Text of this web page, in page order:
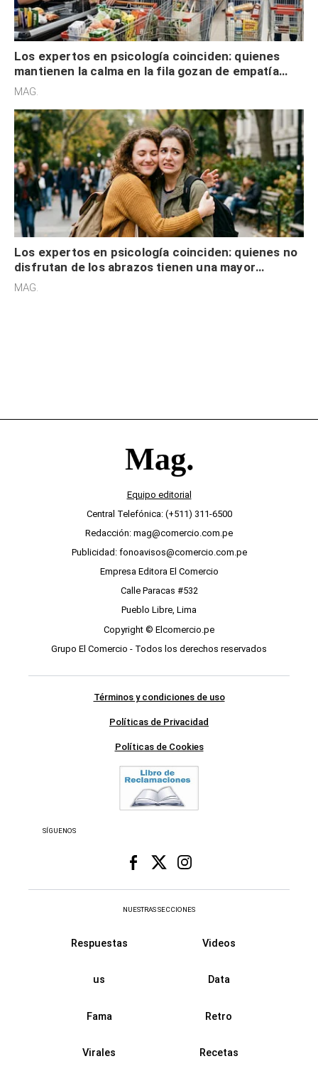
Los expertos en psicología coinciden: quienes
mantienen la calma en la fila gozan de empatía
cognitiva, gratitud y no solo tienen autocontrol
MAG.
Los expertos en psicología coinciden: quienes no
disfrutan de los abrazos tienen una mayor
sensibilidad a los estímulos físicos y no es por
MAG.
Equipo editorial
Central Telefónica: (+511) 311-6500
Redacción: mag@comercio.com.pe
Publicidad: fonoavisos@comercio.com.pe
Empresa Editora El Comercio
Calle Paracas #532
Pueblo Libre, Lima
Copyright © Elcomercio.pe
Grupo El Comercio - Todos los derechos reservados
Términos y condiciones de uso
Políticas de Privacidad
Políticas de Cookies
SÍGUENOS
NUESTRAS SECCIONES
Respuestas Videos
us Data
Fama Retro
Virales Recetas